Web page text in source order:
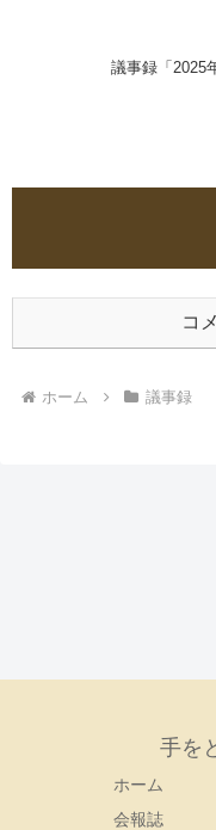
議事録「2025
コ
ホーム 議事録
手を
ホーム
会報誌